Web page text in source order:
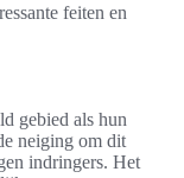
feiten en
gebied als hun
neiging om dit
indringers. Het